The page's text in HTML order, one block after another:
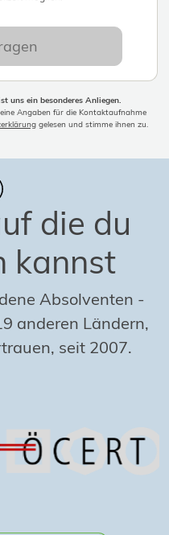
uns ein besonderes Anliegen.
Angaben für die Kontaktaufnahme
gelesen und stimme ihnen zu.
die du
kannst
Absolventen -
anderen Ländern,
seit 2007.